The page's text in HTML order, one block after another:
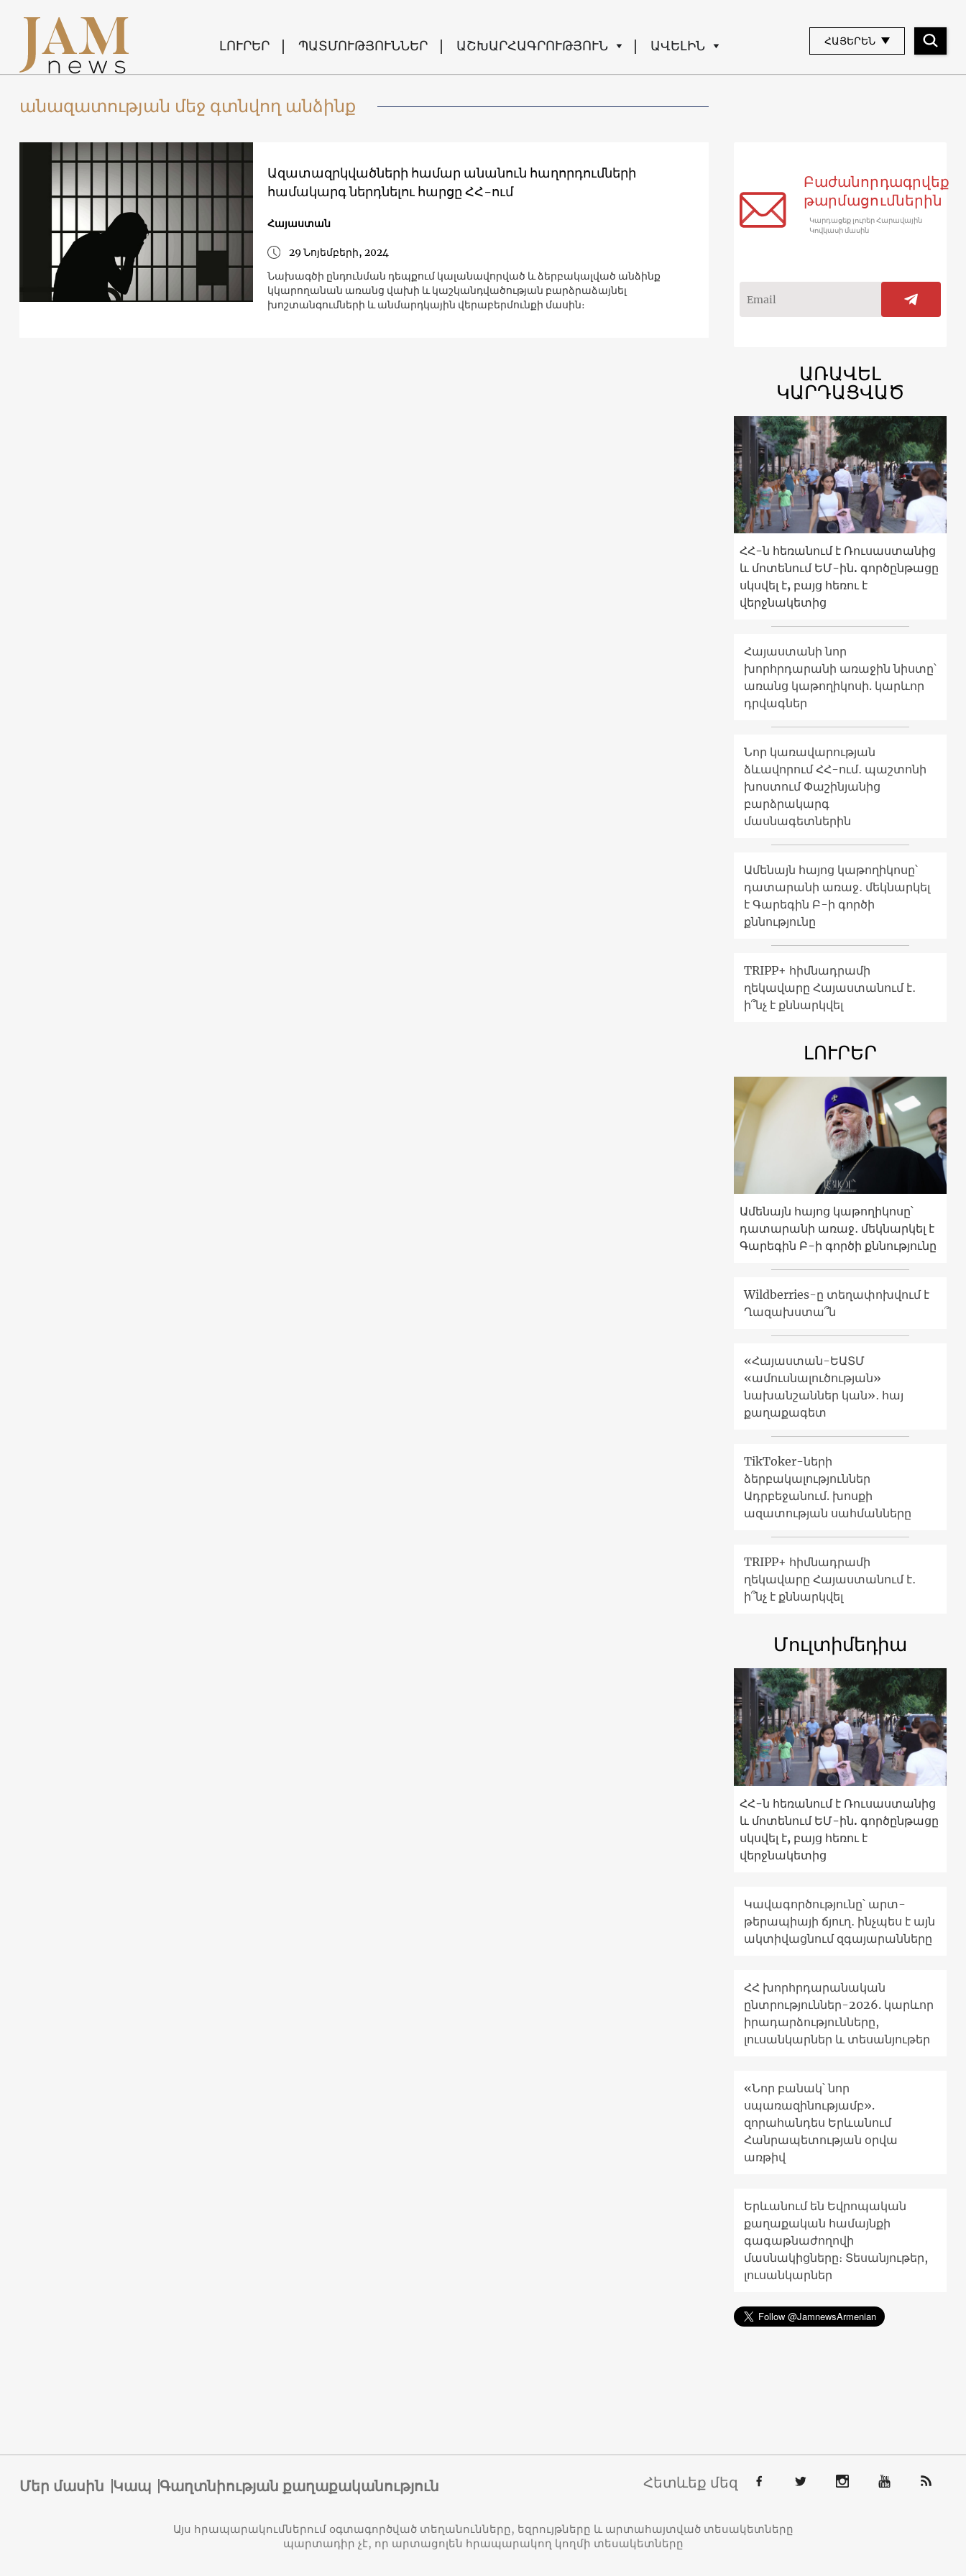
ԼՈՒՐԵՐ ՊԱՏՄՈՒԹՅՈՒՆՆԵՐ ԱՇԽԱՐՀԱԳՐՈՒԹՅՈՒՆ ԱՎԵԼԻՆ ՀԱՅԵՐԵՆ
անազատության մեջ գտնվող անձինք
Ազատազրկվածների համար անանուն հաղորդումների
համակարգ ներդնելու հարցը ՀՀ-ում
Հայաստան
29 Նոյեմբերի, 2024
Նախագծի ընդունման դեպքում կալանավորված և ձերբակալված անձինք
կկարողանան առանց վախի և կաշկանդվածության բարձրաձայնել
խոշտանգումների և անմարդկային վերաբերմունքի մասին։
Բաժանորդագրվեք
թարմացումներին
Կարդացեք լուրեր Հարավային
Կովկասի մասին
ԱՌԱՎԵԼ
ԿԱՐԴԱՑՎԱԾ
ՀՀ-ն հեռանում է Ռուսաստանից
և մոտենում ԵՄ-ին. գործընթացը
սկսվել է, բայց հեռու է
վերջնակետից
Հայաստանի նոր
խորհրդարանի առաջին նիստը՝
առանց կաթողիկոսի. կարևոր
դրվագներ
Նոր կառավարության
ձևավորում ՀՀ-ում․ պաշտոնի
խոստում Փաշինյանից
բարձրակարգ
մասնագետներին
Ամենայն հայոց կաթողիկոսը՝
դատարանի առաջ․ մեկնարկել
է Գարեգին Բ-ի գործի
քննությունը
TRIPP+ հիմնադրամի
ղեկավարը Հայաստանում է․
ի՞նչ է քննարկվել
ԼՈՒՐԵՐ
Ամենայն հայոց կաթողիկոսը՝
դատարանի առաջ․ մեկնարկել է
Գարեգին Բ-ի գործի քննությունը
Wildberries-ը տեղափոխվում է
Ղազախստա՞ն
«Հայաստան-ԵԱՏՄ
«ամուսնալուծության»
նախանշաններ կան»․ հայ
քաղաքագետ
TikToker-ների
ձերբակալություններ
Ադրբեջանում. խոսքի
ազատության սահմանները
TRIPP+ հիմնադրամի
ղեկավարը Հայաստանում է․
ի՞նչ է քննարկվել
Մուլտիմեդիա
ՀՀ-ն հեռանում է Ռուսաստանից
և մոտենում ԵՄ-ին. գործընթացը
սկսվել է, բայց հեռու է
վերջնակետից
Կավագործությունը՝ արտ-
թերապիայի ճյուղ․ ինչպես է այն
ակտիվացնում զգայարանները
ՀՀ խորհրդարանական
ընտրություններ-2026. կարևոր
իրադարձությունները,
լուսանկարներ և տեսանյութեր
«Նոր բանակ՝ նոր
սպառազինությամբ».
զորահանդես Երևանում
Հանրապետության օրվա
առթիվ
Երևանում են Եվրոպական
քաղաքական համայնքի
գագաթնաժողովի
մասնակիցները։ Տեսանյութեր,
լուսանկարներ
Մեր մասին Կապ Գաղտնիության քաղաքականություն Հետևեք մեզ
Այս հրապարակումներում օգտագործված տեղանունները, եզրույթները և արտահայտված տեսակետները
պարտադիր չէ, որ արտացոլեն հրապարակող կողմի տեսակետները